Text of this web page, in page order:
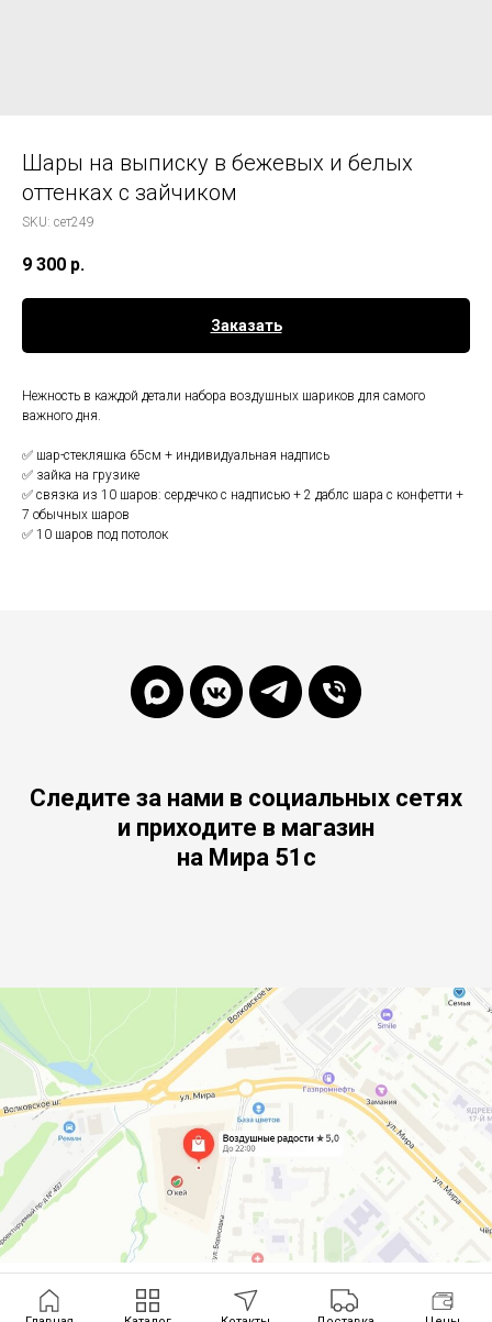
Шары на выписку в бежевых и белых
оттенках с зайчиком
SKU: сет249
9 300 р.
Заказать
Нежность в каждой детали набора воздушных шариков для самого
важного дня.
✅ шар-стекляшка 65см + индивидуальная надпись
✅ зайка на грузике
✅ связка из 10 шаров: сердечко с надписью + 2 даблс шара с конфетти +
7 обычных шаров
✅ 10 шаров под потолок
Следите за нами в социальных сетях
и приходите в магазин
на Мира 51с